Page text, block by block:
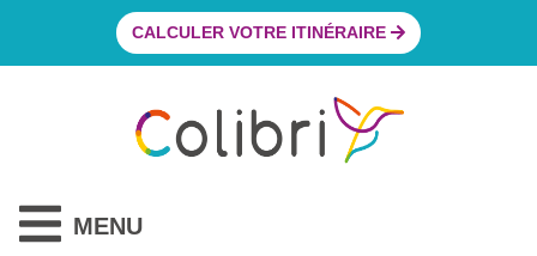
CALCULER VOTRE ITINÉRAIRE
MENU